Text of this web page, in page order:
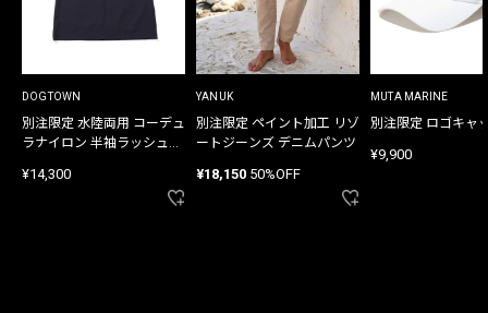
DOGTOWN
別注限定 水陸両用 コーデュ
ラナイロン 半袖ラッシュガ
¥14,300
YANUK
別注限定 ペイント加工 リゾ
ートジーンズ デニムパンツ
¥18,150 50%OFF
MUTA MARINE
別注限定 ロゴキャ
¥9,900